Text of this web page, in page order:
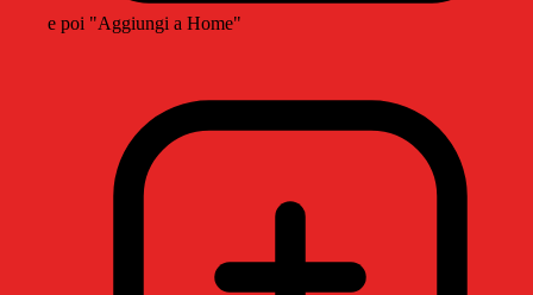
e poi "Aggiungi a Home"